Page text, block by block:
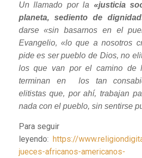
Un llamado por la «justicia
planeta, sediento de
darse «sin basarnos en el
Evangelio, «lo que a nosotros
pide es ser pueblo de Dios, no
los que van por el camino de
terminan en los tan
elitistas que, por ahí, trabajan
nada con el pueblo, sin sentirse
Para seguir
leyendo: https://
jueces-africanos-americanos-